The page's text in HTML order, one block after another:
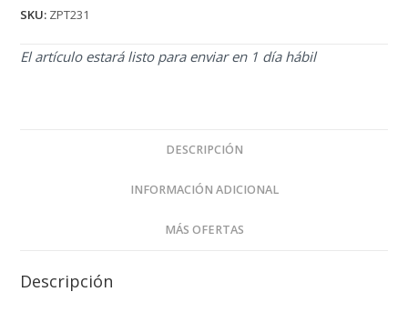
SKU: ZPT231
El artículo estará listo para enviar en 1 día hábil
DESCRIPCIÓN
INFORMACIÓN ADICIONAL
MÁS OFERTAS
Descripción